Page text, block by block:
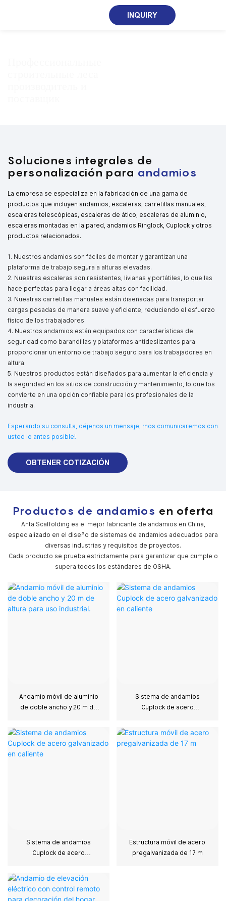
INQUIRY
Soluciones integrales de
personalización para andamios
La empresa se especializa en la fabricación de una gama de
productos que incluyen andamios, escaleras, carretillas manuales,
escaleras telescópicas, escaleras de ático, escaleras de aluminio,
escaleras montadas en la pared, andamios Ringlock, Cuplock y otros
productos relacionados.
1. Nuestros andamios son fáciles de montar y garantizan una
plataforma de trabajo segura a alturas elevadas.
2. Nuestras escaleras son resistentes, livianas y portátiles, lo que las
hace perfectas para llegar a áreas altas con facilidad.
3. Nuestras carretillas manuales están diseñadas para transportar
cargas pesadas de manera suave y eficiente, reduciendo el esfuerzo
físico de los trabajadores.
4. Nuestros andamios están equipados con características de
seguridad como barandillas y plataformas antideslizantes para
proporcionar un entorno de trabajo seguro para los trabajadores en
altura.
5. Nuestros productos están diseñados para aumentar la eficiencia y
la seguridad en los sitios de construcción y mantenimiento, lo que los
convierte en una opción confiable para los profesionales de la
industria.
Esperando su consulta, déjenos un mensaje, ¡nos comunicaremos con
usted lo antes posible!
OBTENER COTIZACIÓN
Productos de andamios en oferta
Anta Scaffolding es el mejor fabricante de andamios en China,
especializado en el diseño de sistemas de andamios adecuados para
diversas industrias y requisitos de proyectos.
Cada producto se prueba estrictamente para garantizar que cumple o
supera todos los estándares de OSHA.
Andamio móvil de aluminio
de doble ancho y 20 m de
Sistema de andamios
Cuplock de acero
Sistema de andamios
Cuplock de acero
Estructura móvil de acero
pregalvanizada de 17 m